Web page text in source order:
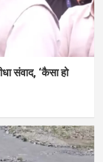
संवाद, ‘कैसा हो